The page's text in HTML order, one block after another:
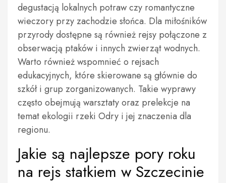
degustacją lokalnych potraw czy romantyczne
wieczory przy zachodzie słońca. Dla miłośników
przyrody dostępne są również rejsy połączone z
obserwacją ptaków i innych zwierząt wodnych.
Warto również wspomnieć o rejsach
edukacyjnych, które skierowane są głównie do
szkół i grup zorganizowanych. Takie wyprawy
często obejmują warsztaty oraz prelekcje na
temat ekologii rzeki Odry i jej znaczenia dla
regionu.
Jakie są najlepsze pory roku
na rejs statkiem w Szczecinie